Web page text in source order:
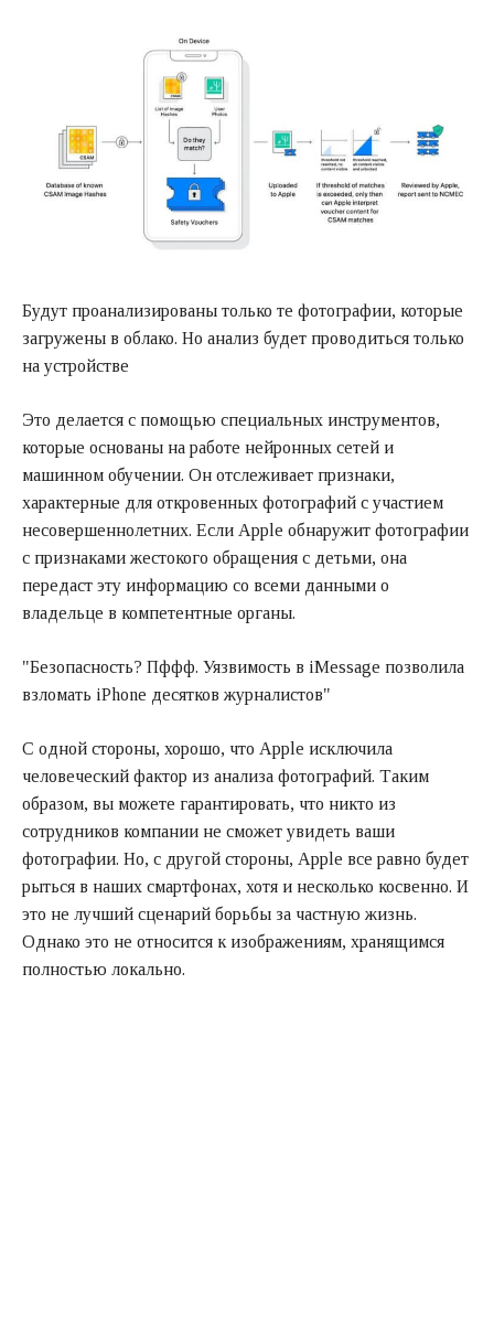
Будут проанализированы только те фотографии, которые
загружены в облако. Но анализ будет проводиться только
на устройстве
Это делается с помощью специальных инструментов,
которые основаны на работе нейронных сетей и
машинном обучении. Он отслеживает признаки,
характерные для откровенных фотографий с участием
несовершеннолетних. Если Apple обнаружит фотографии
с признаками жестокого обращения с детьми, она
передаст эту информацию со всеми данными о
владельце в компетентные органы.
"Безопасность? Пффф. Уязвимость в iMessage позволила
взломать iPhone десятков журналистов"
С одной стороны, хорошо, что Apple исключила
человеческий фактор из анализа фотографий. Таким
образом, вы можете гарантировать, что никто из
сотрудников компании не сможет увидеть ваши
фотографии. Но, с другой стороны, Apple все равно будет
рыться в наших смартфонах, хотя и несколько косвенно. И
это не лучший сценарий борьбы за частную жизнь.
Однако это не относится к изображениям, хранящимся
полностью локально.